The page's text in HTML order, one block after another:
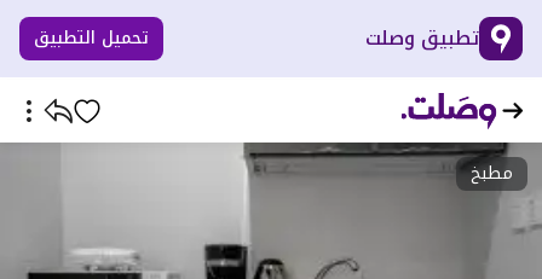
تطبيق وصلت تحميل التطبيق
مطبخ